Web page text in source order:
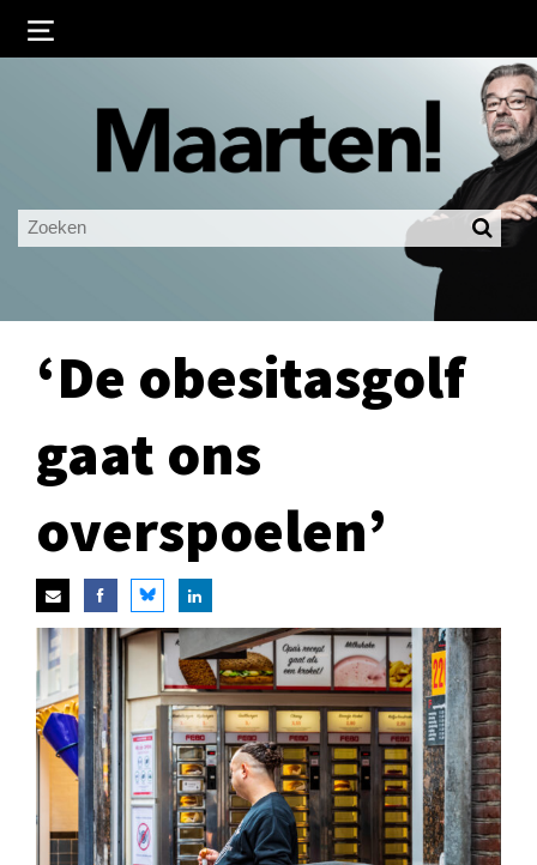
Ingelogd blijven
LOGIN
‘De obesitasgolf
gaat ons
overspoelen’